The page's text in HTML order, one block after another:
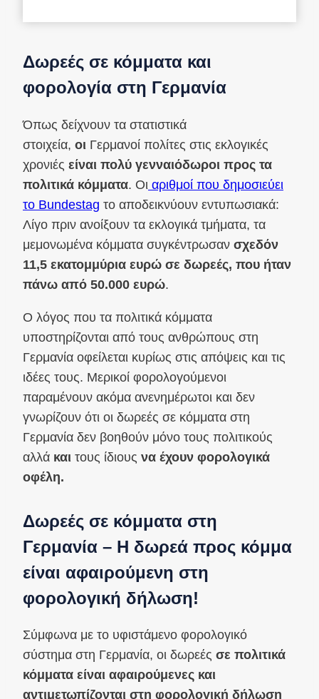
Δωρεές σε κόμματα και
φορολογία στη Γερμανία
Όπως δείχνουν τα στατιστικά
στοιχεία, οι Γερμανοί πολίτες στις εκλογικές
χρονιές είναι πολύ γενναιόδωροι προς τα
πολιτικά κόμματα. Οι αριθμοί που δημοσιεύει
το Bundestag το αποδεικνύουν εντυπωσιακά:
Λίγο πριν ανοίξουν τα εκλογικά τμήματα, τα
μεμονωμένα κόμματα συγκέντρωσαν σχεδόν
11,5 εκατομμύρια ευρώ σε δωρεές, που ήταν
πάνω από 50.000 ευρώ.
Ο λόγος που τα πολιτικά κόμματα
υποστηρίζονται από τους ανθρώπους στη
Γερμανία οφείλεται κυρίως στις απόψεις και τις
ιδέες τους. Μερικοί φορολογούμενοι
παραμένουν ακόμα ανενημέρωτοι και δεν
γνωρίζουν ότι οι δωρεές σε κόμματα στη
Γερμανία δεν βοηθούν μόνο τους πολιτικούς
αλλά και τους ίδιους να έχουν φορολογικά
οφέλη.
Δωρεές σε κόμματα στη
Γερμανία – Η δωρεά προς κόμμα
είναι αφαιρούμενη στη
φορολογική δήλωση!
Σύμφωνα με το υφιστάμενο φορολογικό
σύστημα στη Γερμανία, οι δωρεές σε πολιτικά
κόμματα είναι αφαιρούμενες και
αντιμετωπίζονται στη φορολογική δήλωση